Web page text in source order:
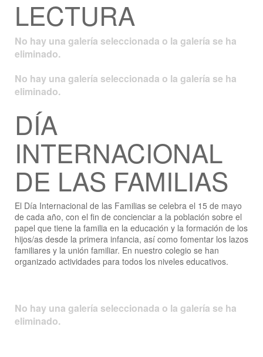
LECTURA
No hay una galería seleccionada o la galería se ha
eliminado.
No hay una galería seleccionada o la galería se ha
eliminado.
DÍA
INTERNACIONAL
DE LAS FAMILIAS
El Día Internacional de las Familias se celebra el 15 de mayo
de cada año, con el fin de concienciar a la población sobre el
papel que tiene la familia en la educación y la formación de los
hijos/as desde la primera infancia, así como fomentar los lazos
familiares y la unión familiar. En nuestro colegio se han
organizado actividades para todos los niveles educativos.
No hay una galería seleccionada o la galería se ha
eliminado.